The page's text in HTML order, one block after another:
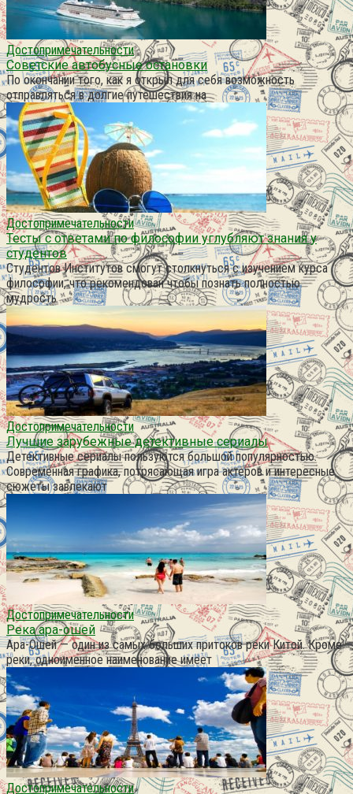
Достопримечательности
Советские автобусные остановки
По окончании того, как я открыл для себя возможность
отправляться в долгие путешествия на
Достопримечательности
Тесты с ответами по философии углубляют знания у
студентов
Студентов Институтов смогут столкнуться с изучением курса
философии, что рекомендован чтобы познать полностью
мудрость
Достопримечательности
Лучшие зарубежные детективные сериалы
Детективные сериалы пользуются большой популярностью.
Современная графика, потрясающая игра актеров и интересные
сюжеты завлекают
Достопримечательности
Река ара-ошей
Ара-Ошей — один из самых больших притоков реки Китой. Кроме
реки, одноименное наименование имеет
Достопримечательности